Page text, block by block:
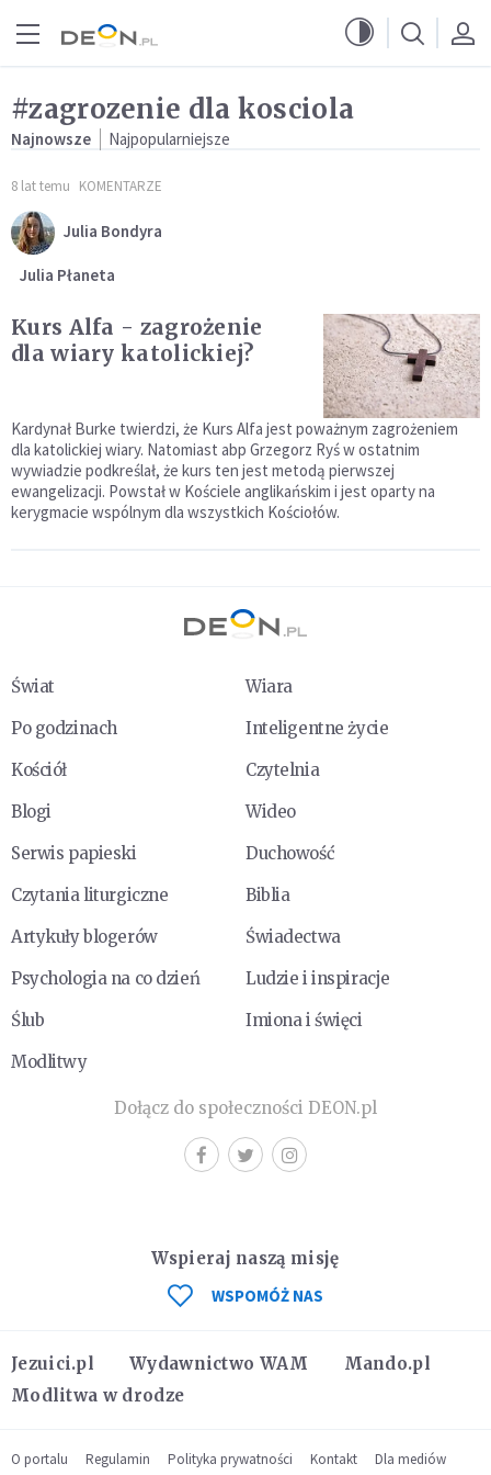
#zagrozenie dla kosciola
Najnowsze Najpopularniejsze
8 lat temu KOMENTARZE
Julia Bondyra
Julia Płaneta
Kurs Alfa - zagrożenie
dla wiary katolickiej?
Kardynał Burke twierdzi, że Kurs Alfa jest poważnym zagrożeniem
dla katolickiej wiary. Natomiast abp Grzegorz Ryś w ostatnim
wywiadzie podkreślał, że kurs ten jest metodą pierwszej
ewangelizacji. Powstał w Kościele anglikańskim i jest oparty na
kerygmacie wspólnym dla wszystkich Kościołów.
Świat
Wiara
Po godzinach
Inteligentne życie
Kościół
Czytelnia
Blogi
Wideo
Serwis papieski
Duchowość
Czytania liturgiczne
Biblia
Artykuły blogerów
Świadectwa
Psychologia na co dzień
Ludzie i inspiracje
Ślub
Imiona i święci
Modlitwy
Dołącz do społeczności DEON.pl
Jezuici.pl Wydawnictwo WAM
Mando.pl
Modlitwa w drodze
Wspieraj naszą misję
WSPOMÓŻ NAS
O portalu Regulamin Polityka prywatności Kontakt Dla mediów